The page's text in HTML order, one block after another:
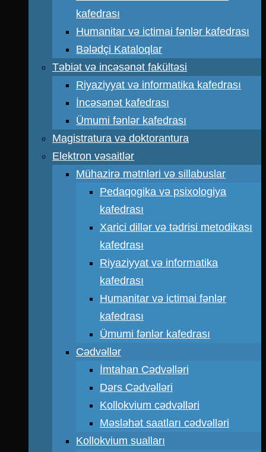
kafedrası
Humanitar və ictimai fənlər kafedrası
Bələdçi Kataloqlar
Təbiət və incəsənət fakültəsi
Riyaziyyat və informatika kafedrası
İncəsənət kafedrası
Ümumi fənlər kafedrası
Magistratura və doktorantura
Elektron vəsaitlər
Mühazirə mətnləri və sillabuslar
Pedaqogika və psixologiya
kafedrası
Xarici dillər və tədrisi metodikası
kafedrası
Riyaziyyat və informatika
kafedrası
Humanitar və ictimai fənlər
kafedrası
Ümumi fənlər kafedrası
Cədvəllər
İmtahan Cədvəlləri
Dərs Cədvəlləri
Kollokvium cədvəlləri
Məsləhət saatları cədvəlləri
Kollokvium sualları